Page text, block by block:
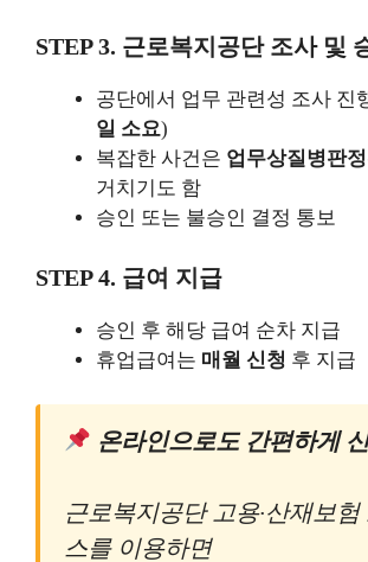
STEP 3. 근로복지공단 조사 및
공단에서 업무 관련성 조사 진
일 소요)
복잡한 사건은 업무상질병판
거치기도 함
승인 또는 불승인 결정 통보
STEP 4. 급여 지급
승인 후 해당 급여 순차 지급
휴업급여는 매월 신청 후 지급
온라인으로도 간편하게
근로복지공단 고용·산재보
스를 이용하면